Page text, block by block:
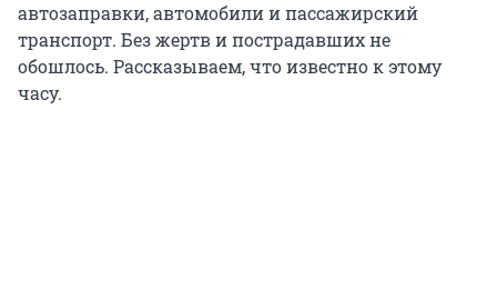
автозаправки, автомобили и пассажирский
транспорт. Без жертв и пострадавших не
обошлось. Рассказываем, что известно к этому
часу.